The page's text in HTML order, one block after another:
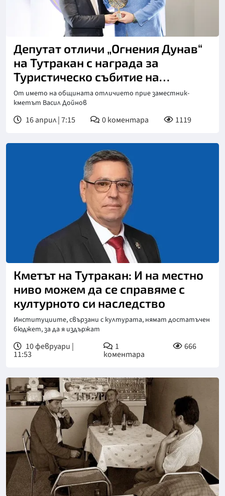
Депутат отличи „Огнения Дунав“
на Тутракан с награда за
Туристическо събитие на
годината
От името на общината отличието прие заместник-
кметът Васил Дойнов
16 април | 7:15 0коментара 1119
Кметът на Тутракан: И на местно
ниво можем да се справяме с
културното си наследство
Институциите, свързани с културата, нямат достатъчен
бюджет, за да я издържат
10 февруари |
11:53
1
коментара
666